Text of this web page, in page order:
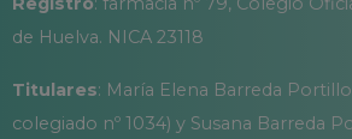
de Huelva. NICA 23118
Titulares: María Elena Barreda
colegiado nº 1034) y Susana Barreda